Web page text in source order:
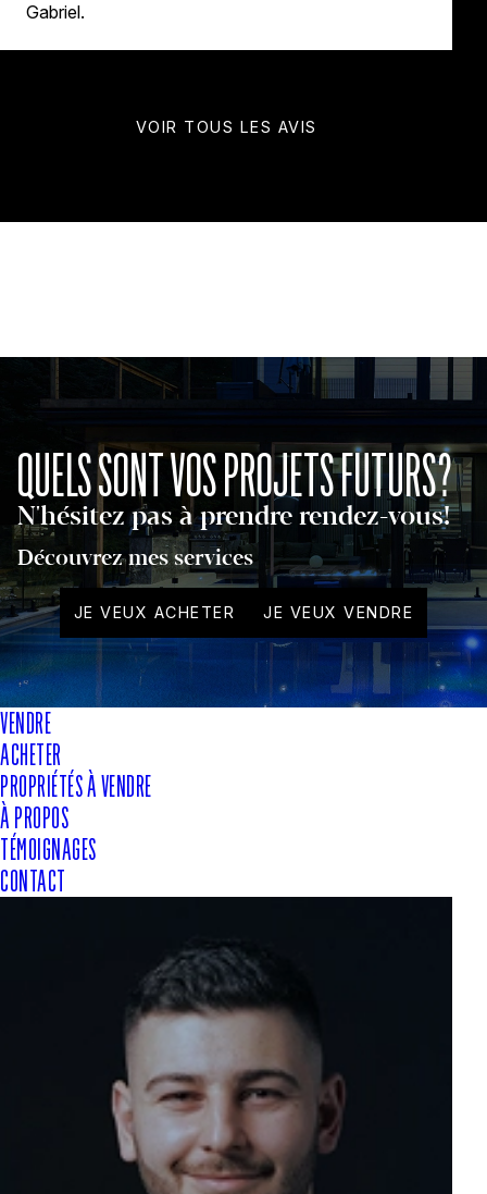
Gabriel.
VOIR TOUS LES AVIS
QUELS SONT VOS PROJETS FUTURS?
N'hésitez pas à prendre rendez-vous!
Découvrez mes services
JE VEUX ACHETER JE VEUX VENDRE
VENDRE
ACHETER
PROPRIÉTÉS À VENDRE
À PROPOS
TÉMOIGNAGES
CONTACT